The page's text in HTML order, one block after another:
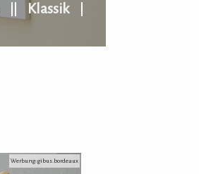
Klassik
Werbung: gibus.bordeaux